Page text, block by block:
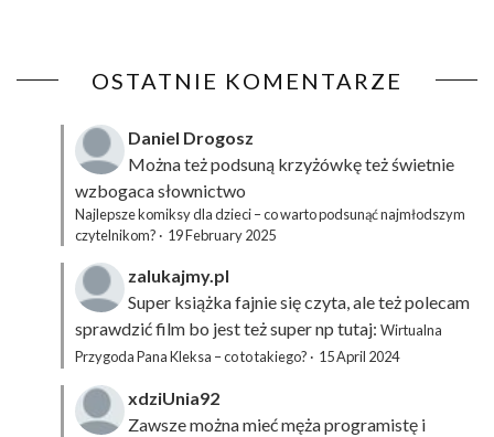
OSTATNIE KOMENTARZE
Daniel Drogosz
Można też podsuną krzyżówkęteż świetnie
wzbogaca słownictwo
Najlepsze komiksy dla dzieci – co warto podsunąć najmłodszym
czytelnikom? · 19 February 2025
zalukajmy.pl
Super książka fajnie się czyta, ale też polecam
sprawdzić film bo jest też super np tutaj: Wirtualna
Przygoda Pana Kleksa – co to takiego? · 15 April 2024
xdziUnia92
Zawsze można mieć męża programistę i